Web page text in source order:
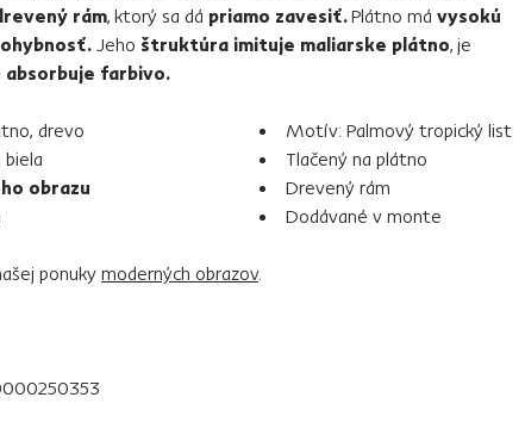
rám, ktorý sa dá priamo zavesiť.Plátno má vysokú
Jeho štruktúra imituje maliarske plátno, je
absorbuje farbivo.
drevo
biela
obrazu
Motív: Palmový tropický list
Tlačený na plátno
Drevený rám
Dodávané v monte
ponuky moderných obrazov.